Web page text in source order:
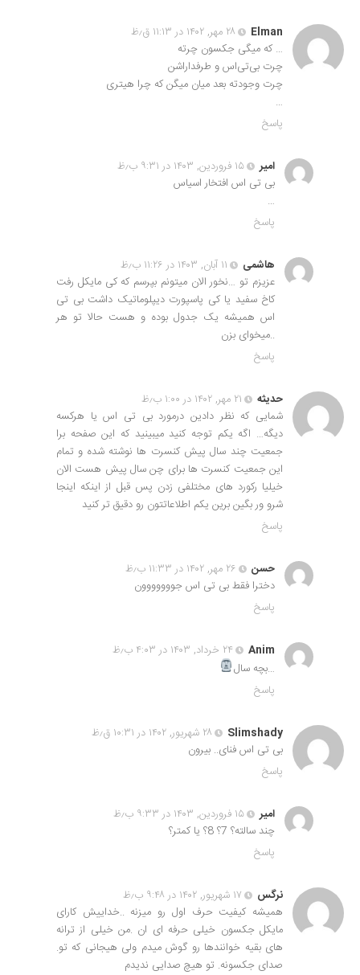
Elman
۲۸ مهر, ۱۴۰۲ در ۱۱:۱۳ ق٫ظ
… که میگی جکسون چرته
چرت بی‌تی‌اس‌ و طرفداراشن
چرت وجودته بعد میان میگن که چرا هیتری
…
پاسخ
امیر
۱۵ فروردین, ۱۴۰۳ در ۹:۳۱ ب٫ظ
بی تی اس افتخار اسیاس
…
پاسخ
هاشمی
۱۱ آبان, ۱۴۰۳ در ۱۱:۲۶ ب٫ظ
عزیزم تو …نخور الان میتونم بپرسم که کی مایکل رفت
کاخ سفید یا کی پاسپورت دیپلوماتیک داشت بی تی
اس همیشه یک جدول بوده و هست حالا تو هر
..میخوای بزن
پاسخ
حدیثه
۲۱ مهر, ۱۴۰۲ در ۱:۰۰ ب٫ظ
شمایی که نظر دادین درمورد بی تی اس یا هرکسه
دیگه… اگه یکم توجه کنید میبینید که این صفحه برا
جمعیت چند سال پیش کنسرت ها نوشته شده و تمام
این جمعیت کنسرت ها برای چن سال پیش هست الان
خیلیا رکورد های مختلفی زدن پس قبل از اینکه اینجا
شرو ور بگین برین یکم اطلاعاتتون رو دقیق تر کنید
پاسخ
حسن
۲۶ مهر, ۱۴۰۲ در ۱۱:۳۳ ب٫ظ
دخترا فقط بی تی اس جووووووون
پاسخ
Anim
۲۴ خرداد, ۱۴۰۳ در ۴:۰۳ ب٫ظ
…بچه سال
پاسخ
Slimshady
۲۸ شهریور, ۱۴۰۲ در ۱۰:۳۱ ق٫ظ
بی تی اس فنای.. بیرون
پاسخ
امیر
۱۵ فروردین, ۱۴۰۳ در ۹:۳۳ ب٫ظ
چند سالته؟ 7؟ 8؟ یا کمتر؟
پاسخ
نرگس
۱۷ شهریور, ۱۴۰۲ در ۹:۴۸ ب٫ظ
همیشه کیفیت حرف اول رو میزنه ..خداییش کارای
مایکل جکسون خیلی حرفه ای ان .من خیلی از ترانه
های بقیه خوانندها رو گوش میدم ولی هیجانی که تو.
صدای جکسونه. تو هیچ صدایی ندیدم